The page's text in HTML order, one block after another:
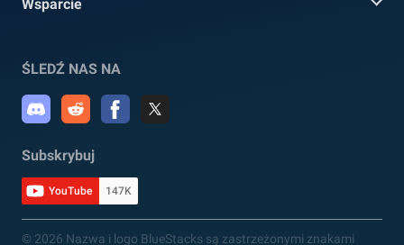
Wsparcie
ŚLEDŹ NAS NA
Subskrybuj
YouTube 147K
© 2026 Nazwa i logo BlueStacks są zastrzeżonymi znakami